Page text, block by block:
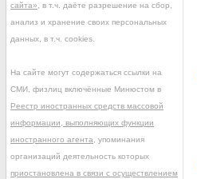
сайта» , в т.ч. даёте разрешение на сбор,
анализ и хранение своих персональных
данных, в т.ч. cookies.
На сайте могут содержаться ссылки на
СМИ, физлиц включённые Минюстом в
Реестр иностранных средств массовой
информации, выполняющих функции
иностранного агента , упоминания
организаций деятельность которых
приостановлена в связи с осуществлением